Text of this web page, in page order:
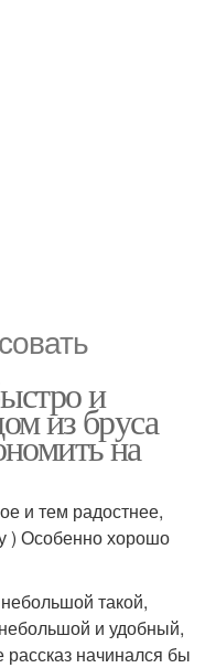
и
из бруса
на
и тем радостнее,
) Особенно хорошо
такой,
и удобный,
рассказ начинался бы